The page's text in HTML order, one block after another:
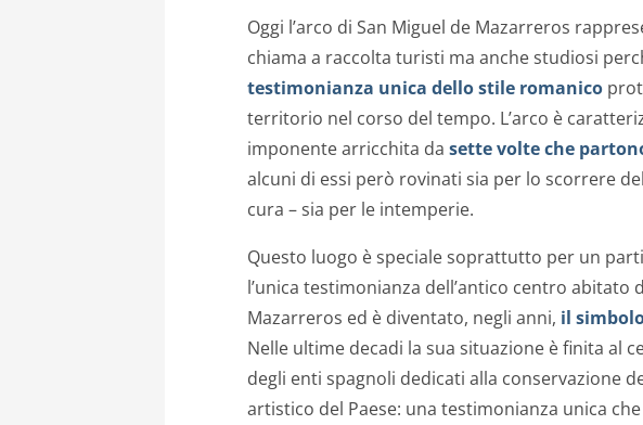
Oggi l’arco di San Miguel de Mazarreros
chiama a raccolta turisti ma anche studiosi
testimonianza unica dello stile romanico
territorio nel corso del tempo. L’arco è
imponente arricchita da sette volte che
alcuni di essi però rovinati sia per lo scorrere
cura – sia per le intemperie.
Questo luogo è speciale soprattutto per un
l’unica testimonianza dell’antico centro abitato
Mazarreros ed è diventato, negli anni, il
Nelle ultime decadi la sua situazione è finita al
degli enti spagnoli dedicati alla conservazione
artistico del Paese: una testimonianza unica